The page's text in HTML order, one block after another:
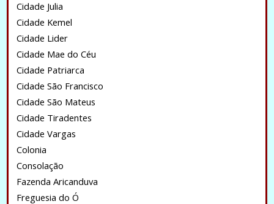
Cidade Julia
Cidade Kemel
Cidade Lider
Cidade Mae do Céu
Cidade Patriarca
Cidade São Francisco
Cidade São Mateus
Cidade Tiradentes
Cidade Vargas
Colonia
Consolação
Fazenda Aricanduva
Freguesia do Ó